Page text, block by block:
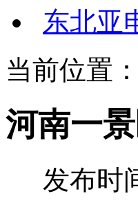
东北亚
当前位置：
河南一
发布时